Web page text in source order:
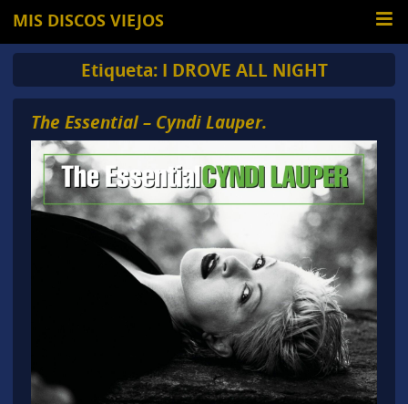
MIS DISCOS VIEJOS
Etiqueta: I DROVE ALL NIGHT
The Essential – Cyndi Lauper.